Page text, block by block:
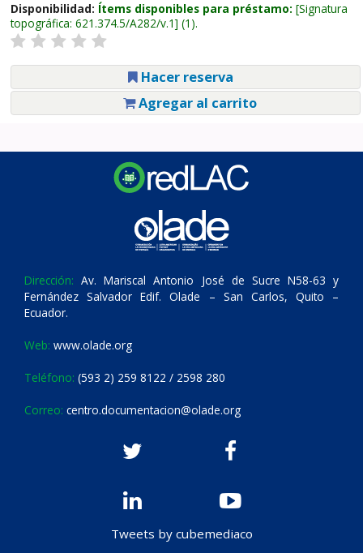
Disponibilidad: Ítems disponibles para préstamo: Signatura
topográfica: 621.374.5/A282/v.1 (1).
Hacer reserva
Agregar al carrito
Dirección: Av. Mariscal Antonio José de Sucre N58-63 y
Fernández Salvador Edif. Olade – San Carlos, Quito –
Ecuador.
Web: www.olade.org
Teléfono: (593 2) 259 8122 / 2598 280
Correo: centro.documentacion@olade.org
Tweets by cubemediaco